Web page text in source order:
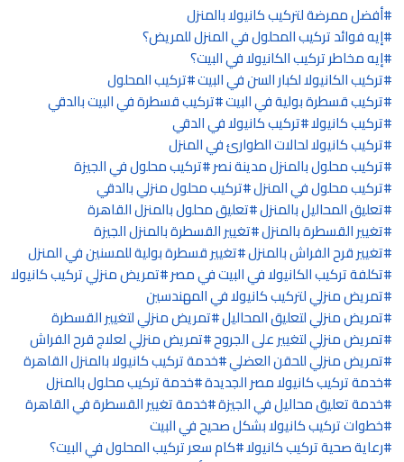
أفضل ممرضة لتركيب كانيولا بالمنزل
إيه فوائد تركيب المحلول في المنزل للمريض؟
إيه مخاطر تركيب الكانيولا في البيت؟
تركيب الكانيولا لكبار السن في البيت تركيب المحلول
تركيب قسطرة بولية في البيت تركيب قسطرة في البيت بالدقي
تركيب كانيولا تركيب كانيولا في الدقي
تركيب كانيولا لحالات الطوارئ في المنزل
تركيب محلول بالمنزل مدينة نصر تركيب محلول في الجيزة
تركيب محلول في المنزل تركيب محلول منزلي بالدقي
تعليق المحاليل بالمنزل تعليق محلول بالمنزل القاهرة
تغيير القسطرة بالمنزل تغيير القسطرة بالمنزل الجيزة
تغيير قرح الفراش بالمنزل تغيير قسطرة بولية للمسنين في المنزل
تكلفة تركيب الكانيولا في البيت في مصر تمريض منزلي تركيب كانيولا
تمريض منزلي لتركيب كانيولا في المهندسين
تمريض منزلي لتعليق المحاليل تمريض منزلي لتغيير القسطرة
تمريض منزلي لتغيير على الجروح تمريض منزلي لعلاج قرح الفراش
تمريض منزلي للحقن العضلي خدمة تركيب كانيولا بالمنزل القاهرة
خدمة تركيب كانيولا مصر الجديدة خدمة تركيب محلول بالمنزل
خدمة تعليق محاليل في الجيزة خدمة تغيير القسطرة في القاهرة
خطوات تركيب كانيولا بشكل صحيح في البيت
رعاية صحية تركيب كانيولا كام سعر تركيب المحلول في البيت؟